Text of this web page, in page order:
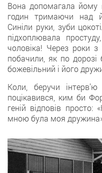
Вона допомагала йому
годин тримаючи над
Синіли руки, зуби
підхоплювала
чоловіка! Через роки
побачили, як по дорозі
божевільний і його
Коли, беручи
поцікавився, ким би
геній відповів
мною була моя